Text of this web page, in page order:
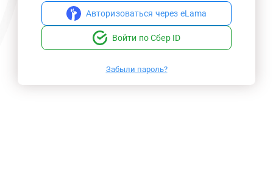
Авторизоваться через eLama
Войти по Сбер ID
Забыли пароль?